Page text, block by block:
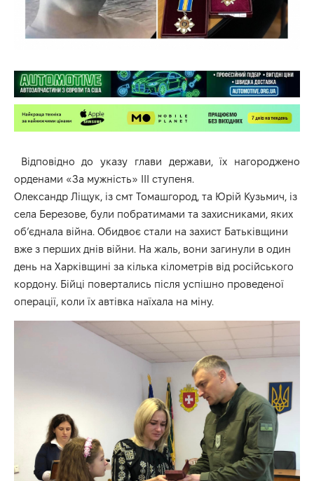
Відповідно до указу глави держави, їх нагороджено
орденами «За мужність» ІІІ ступеня.
Олександр Ліщук, із смт Томашгород, та Юрій Кузьмич, із
села Березове, були побратимами та захисниками, яких
об’єднала війна. Обидвоє стали на захист Батьківщини
вже з перших днів війни. На жаль, вони загинули в один
день на Харківщині за кілька кілометрів від російського
кордону. Бійці повертались після успішно проведеної
операції, коли їх автівка наїхала на міну.